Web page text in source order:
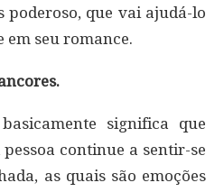
poderoso, que vai ajudá-lo
em seu romance.
significa que
continue a sentir-se
as quais são emoções